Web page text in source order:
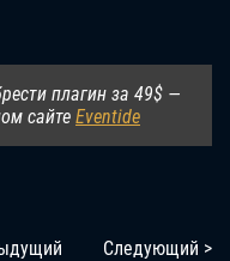
плагин за 49$ —
сайте Eventide
Следующий >